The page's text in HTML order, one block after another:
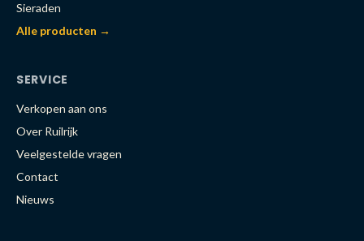
Sieraden
Alle producten →
SERVICE
Verkopen aan ons
Over Ruilrijk
Veelgestelde vragen
Contact
Nieuws